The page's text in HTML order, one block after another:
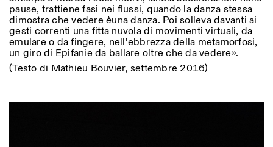
pause, trattiene fasi nei flussi, quando la danza stessa
dimostra che vedere èuna danza. Poi solleva davanti ai
gesti correnti una fitta nuvola di movimenti virtuali, da
emulare o da fingere, nell’ebbrezza della metamorfosi,
un giro di Epifanie da ballare oltre che da vedere».
(Testo di Mathieu Bouvier, settembre 2016)